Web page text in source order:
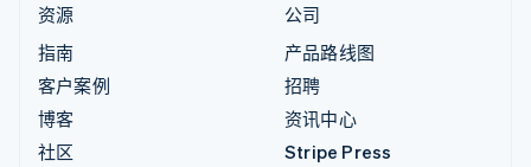
资源
指南
客户案例
博客
社区
公司
产品路线图
招聘
资讯中心
Stripe Press